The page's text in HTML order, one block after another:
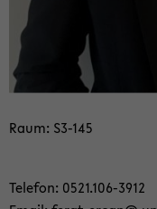
Raum: S3-​145
Te­le­fon: 0521.106-​3912